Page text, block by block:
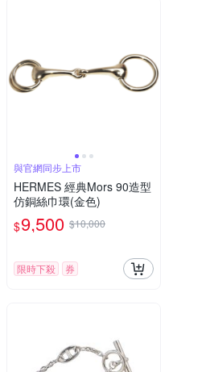
與官網同步上市
HERMES 經典Mors 90造型
仿銅絲巾環(金色)
$9,500 $10,000
限時下殺 券